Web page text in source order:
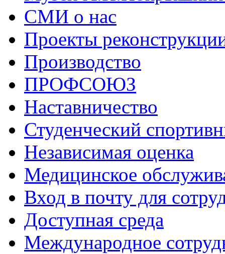
СМИ о нас
Проекты
Производство
ПРОФСОЮЗ
Наставничество
Студенческий
Независимая оценка
Медицинское
Вход в почту для
Доступная среда
Международное